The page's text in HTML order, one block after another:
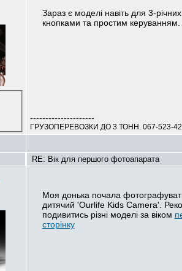
Зараз є моделі навіть для 3-
кнопками та простим керуванням.
---------------------
ГРУЗОПЕРЕВОЗКИ ДО 3 ТОНН. 067-523-
RE: Вік для першого фотоапарата
Моя донька почала
дитячий 'Ourlife Kids Camera'.
подивитись різні моделі за віком
сторінку